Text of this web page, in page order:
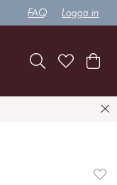
FAQ Logga in